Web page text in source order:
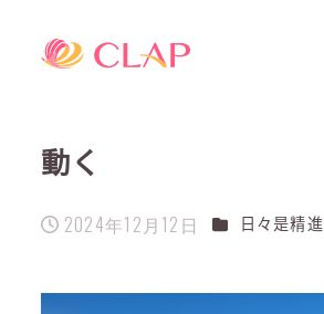
動く
投稿日
2024年12月12日 カテゴリー
日々是精進